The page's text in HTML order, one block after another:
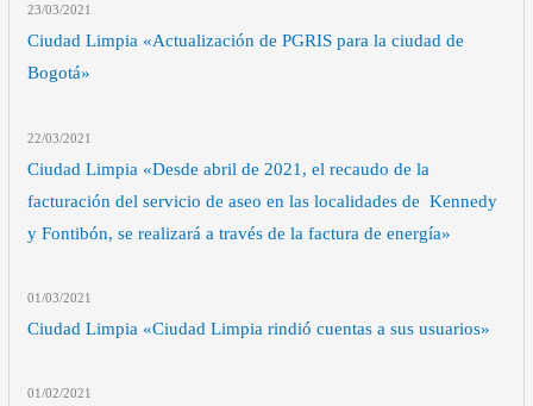
23/03/2021
Ciudad Limpia «Actualización de PGRIS para la ciudad de
Bogotá»
22/03/2021
Ciudad Limpia «Desde abril de 2021, el recaudo de la
facturación del servicio de aseo en las localidades de Kennedy
y Fontibón, se realizará a través de la factura de energía»
01/03/2021
Ciudad Limpia «Ciudad Limpia rindió cuentas a sus usuarios»
01/02/2021